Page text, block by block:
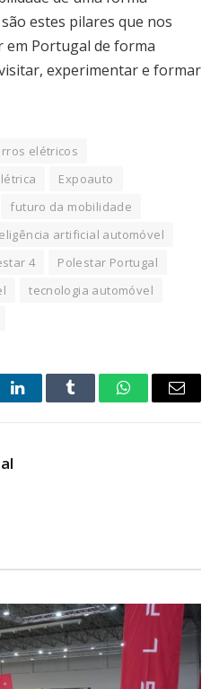
estes pilares que nos
em Portugal de forma
experimentar e formar
elétricos
Expoauto
futuro da mobilidade
artificial automóvel
4
Polestar Portugal
tecnologia automóvel
LinkedInTumblr WhatsAppEmail